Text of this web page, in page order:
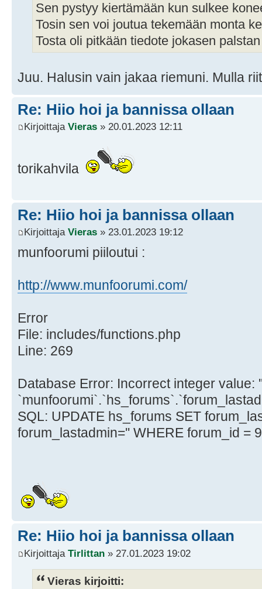
Sen pystyy kiertämään kun sulkee
Tosin sen voi joutua tekemään monta
Tosta oli pitkään tiedote jokasen
Juu. Halusin vain jakaa riemuni. Mulla
Re: Hiio hoi ja bannissa ollaan
Kirjoittaja Vieras » 20.01.2023 12:11
torikahvila
Re: Hiio hoi ja bannissa ollaan
Kirjoittaja Vieras » 23.01.2023 19:12
munfoorumi piiloutui :
http://www.munfoorumi.com/
Error
File: includes/functions.php
Line: 269
Database Error: Incorrect integer value:
SQL: UPDATE hs_forums SET
forum_lastadmin='' WHERE forum_id =
Re: Hiio hoi ja bannissa ollaan
Kirjoittaja Tirlittan » 27.01.2023 19:02
Vieras kirjoitti: